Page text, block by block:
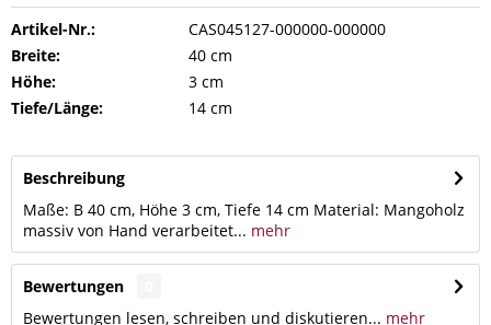
Artikel-Nr.:
CAS045127-000000-000000
Breite:
40 cm
Höhe:
3 cm
Tiefe/Länge:
14 cm
Beschreibung
Maße: B 40 cm, Höhe 3 cm, Tiefe 14 cm Material: Mangoholz
massiv von Hand verarbeitet... mehr
Bewertungen
Bewertungen lesen, schreiben und diskutieren... mehr